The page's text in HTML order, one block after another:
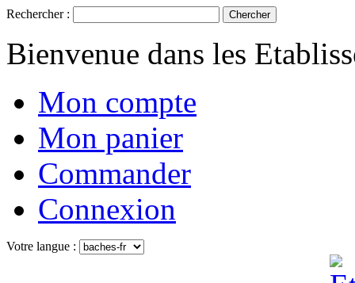
Rechercher : Chercher
Bienvenue dans les
Mon compte
Mon panier
Commander
Connexion
Votre langue :